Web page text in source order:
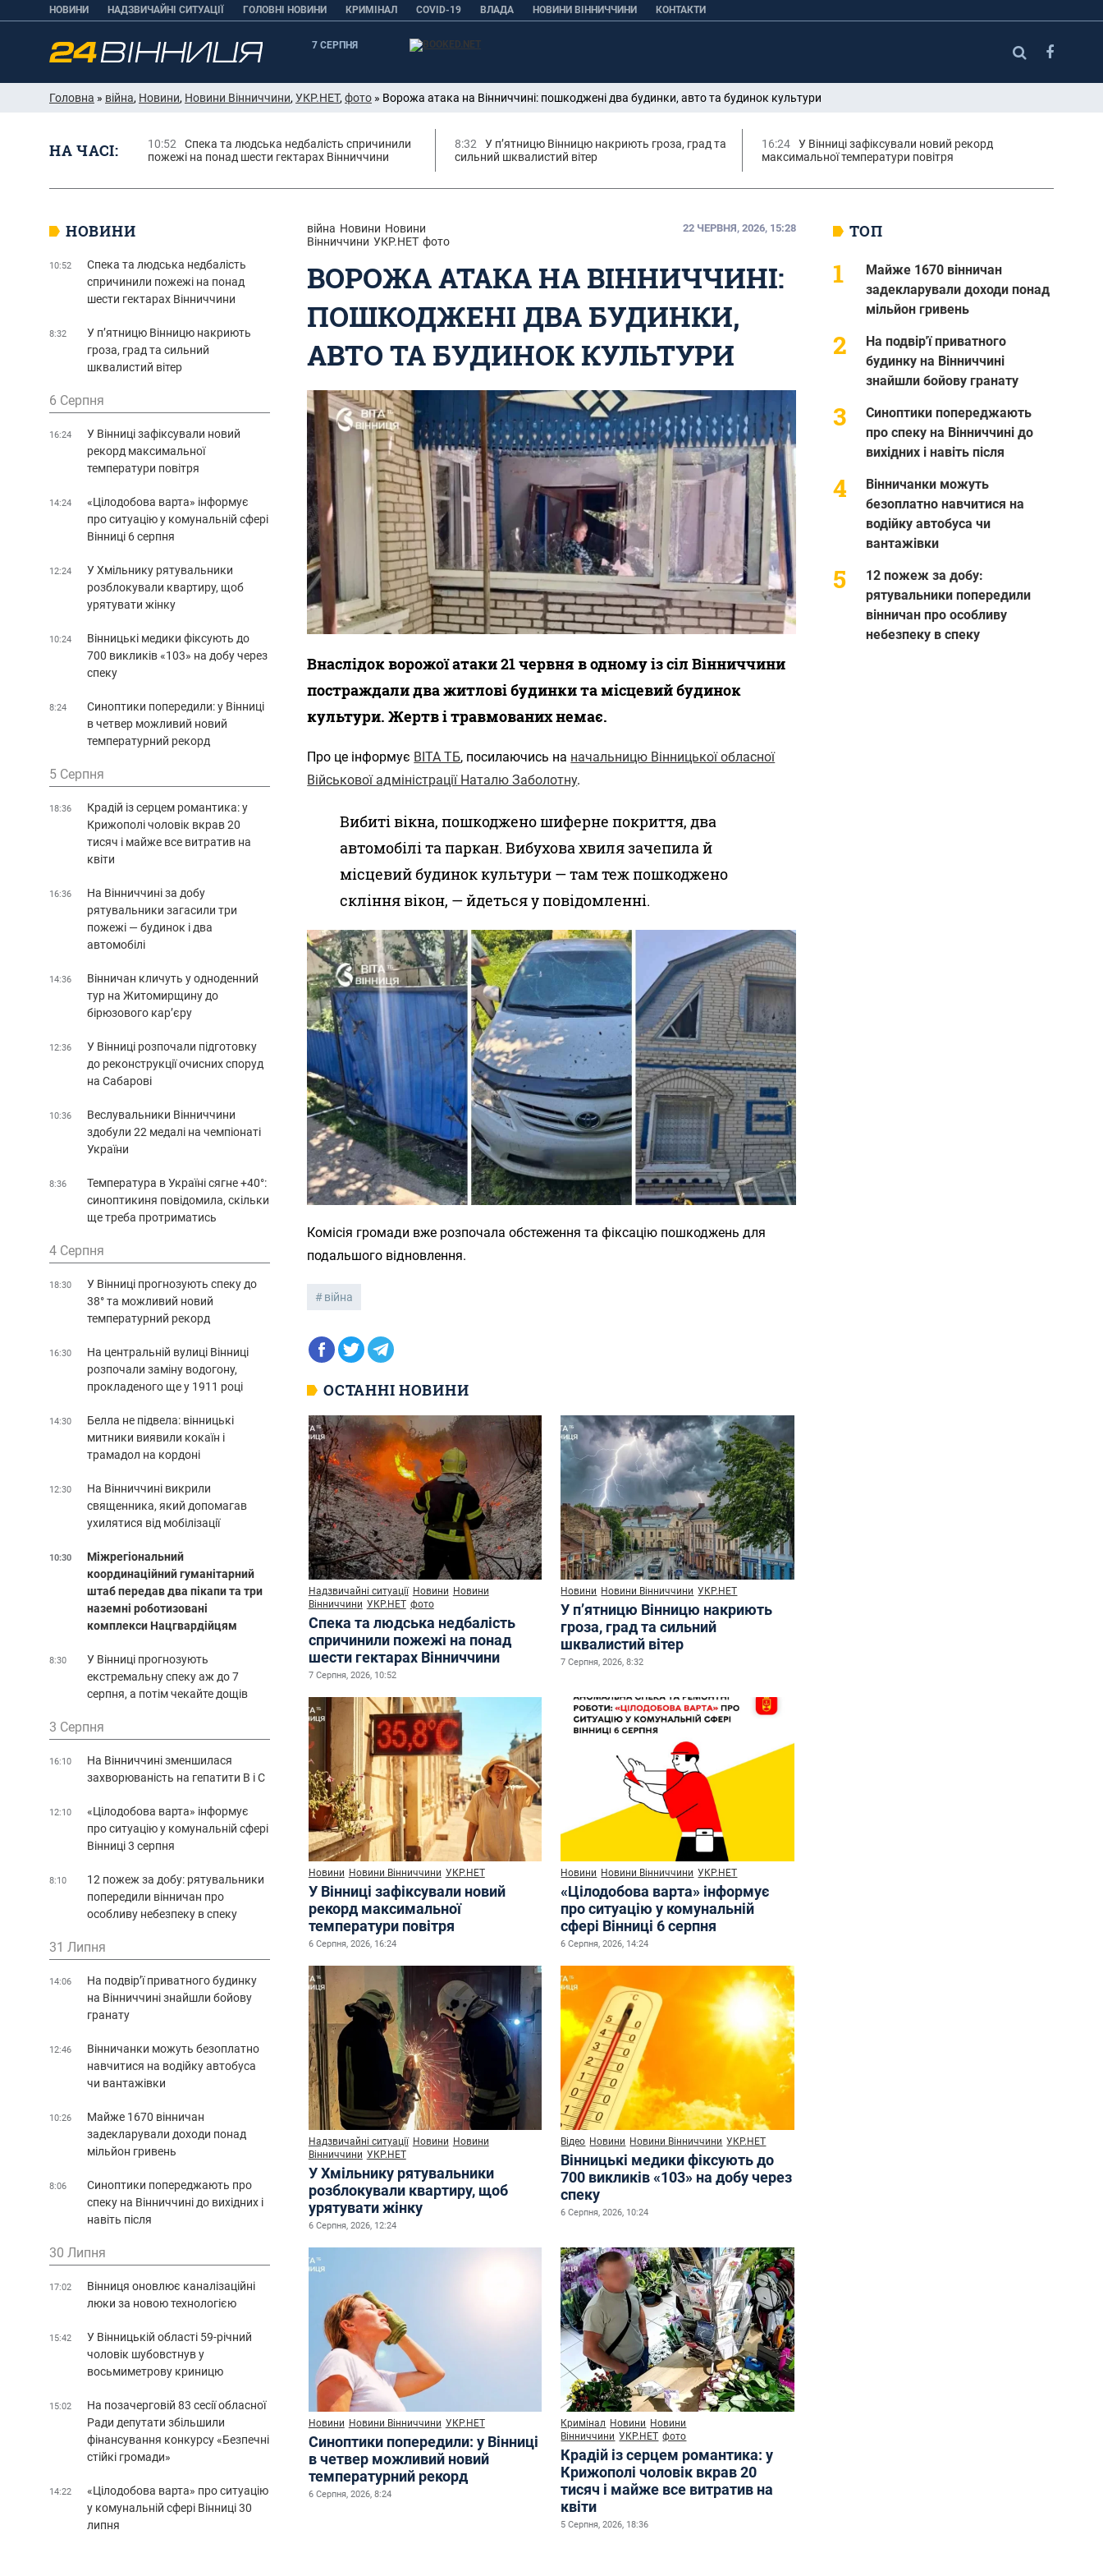
НОВИНИ НАДЗВИЧАЙНІ СИТУАЦІЇ ГОЛОВНІ НОВИНИ КРИМІНАЛ COVID-19 ВЛАДА НОВИНИ ВІННИЧЧИНИ КОНТАКТИ
7 СЕРПНЯ
Головна » війна, Новини, Новини Вінниччини, УКР.НЕТ, фото » Ворожа атака на Вінниччині: пошкоджені два будинки, авто та будинок культури
НА ЧАСІ: 10:52
Спека та людська недбалість спричинили
пожежі на понад шести гектарах Вінниччини
8:32
У п’ятницю Вінницю накриють гроза, град та
сильний шквалистий вітер
16:24
У Вінниці зафіксували новий рекорд
максимальної температури повітря
війна Новини Новини
Вінниччини УКР.НЕТ фото
22 ЧЕРВНЯ, 2026, 15:28
ВОРОЖА АТАКА НА ВІННИЧЧИНІ:
ПОШКОДЖЕНІ ДВА БУДИНКИ,
АВТО ТА БУДИНОК КУЛЬТУРИ
Внаслідок ворожої атаки 21 червня в одному із сіл Вінниччини
постраждали два житлові будинки та місцевий будинок
культури. Жертв і травмованих немає.
Про це інформує ВІТА ТБ, посилаючись на начальницю Вінницької обласної
Військової адміністрації Наталю Заболотну.
Вибиті вікна, пошкоджено шиферне покриття, два
автомобілі та паркан. Вибухова хвиля зачепила й
місцевий будинок культури — там теж пошкоджено
скління вікон, — йдеться у повідомленні.
Комісія громади вже розпочала обстеження та фіксацію пошкоджень для
подальшого відновлення.
війна
ОСТАННІ НОВИНИ
Надзвичайні ситуації Новини Новини
Вінниччини УКР.НЕТ фото
Спека та людська недбалість
спричинили пожежі на понад
шести гектарах Вінниччини
7 Серпня, 2026, 10:52
Новини Новини Вінниччини УКР.НЕТ
У п’ятницю Вінницю накриють
гроза, град та сильний
шквалистий вітер
7 Серпня, 2026, 8:32
Новини Новини Вінниччини УКР.НЕТ
У Вінниці зафіксували новий
рекорд максимальної
температури повітря
6 Серпня, 2026, 16:24
Новини Новини Вінниччини УКР.НЕТ
«Цілодобова варта» інформує
про ситуацію у комунальній
сфері Вінниці 6 серпня
6 Серпня, 2026, 14:24
Надзвичайні ситуації Новини Новини
Вінниччини УКР.НЕТ
У Хмільнику рятувальники
розблокували квартиру, щоб
урятувати жінку
6 Серпня, 2026, 12:24
Відео Новини Новини Вінниччини УКР.НЕТ
Вінницькі медики фіксують до
700 викликів «103» на добу через
спеку
6 Серпня, 2026, 10:24
Новини Новини Вінниччини УКР.НЕТ
Синоптики попередили: у Вінниці
в четвер можливий новий
температурний рекорд
6 Серпня, 2026, 8:24
Кримінал Новини Новини
Вінниччини УКР.НЕТ фото
Крадій із серцем романтика: у
Крижополі чоловік вкрав 20
тисяч і майже все витратив на
квіти
5 Серпня, 2026, 18:36
ТОП
Майже 1670 вінничан
задекларували доходи понад
мільйон гривень
На подвір'ї приватного
будинку на Вінниччині
знайшли бойову гранату
Синоптики попереджають
про спеку на Вінниччині до
вихідних і навіть після
Вінничанки можуть
безоплатно навчитися на
водійку автобуса чи
вантажівки
12 пожеж за добу:
рятувальники попередили
вінничан про особливу
небезпеку в спеку
НОВИНИ
10:52
Спека та людська недбалість
спричинили пожежі на понад
шести гектарах Вінниччини
8:32
У п’ятницю Вінницю накриють
гроза, град та сильний
шквалистий вітер
6 Серпня
16:24
У Вінниці зафіксували новий
рекорд максимальної
температури повітря
14:24
«Цілодобова варта» інформує
про ситуацію у комунальній сфері
Вінниці 6 серпня
12:24
У Хмільнику рятувальники
розблокували квартиру, щоб
урятувати жінку
10:24
Вінницькі медики фіксують до
700 викликів «103» на добу через
спеку
8:24
Синоптики попередили: у Вінниці
в четвер можливий новий
температурний рекорд
5 Серпня
18:36
Крадій із серцем романтика: у
Крижополі чоловік вкрав 20
тисяч і майже все витратив на
квіти
16:36
На Вінниччині за добу
рятувальники загасили три
пожежі — будинок і два
автомобілі
14:36
Вінничан кличуть у одноденний
тур на Житомирщину до
бірюзового кар’єру
12:36
У Вінниці розпочали підготовку
до реконструкції очисних споруд
на Сабарові
10:36
Веслувальники Вінниччини
здобули 22 медалі на чемпіонаті
України
8:36
Температура в Україні сягне +40°:
синоптикиня повідомила, скільки
ще треба протриматись
4 Серпня
18:30
У Вінниці прогнозують спеку до
38° та можливий новий
температурний рекорд
16:30
На центральній вулиці Вінниці
розпочали заміну водогону,
прокладеного ще у 1911 році
14:30
Белла не підвела: вінницькі
митники виявили кокаїн і
трамадол на кордоні
12:30
На Вінниччині викрили
священника, який допомагав
ухилятися від мобілізації
10:30
Міжрегіональний
координаційний гуманітарний
штаб передав два пікапи та три
наземні роботизовані
комплекси Нацгвардійцям
8:30
У Вінниці прогнозують
екстремальну спеку аж до 7
серпня, а потім чекайте дощів
3 Серпня
16:10
На Вінниччині зменшилася
захворюваність на гепатити В і С
12:10
«Цілодобова варта» інформує
про ситуацію у комунальній сфері
Вінниці 3 серпня
8:10
12 пожеж за добу: рятувальники
попередили вінничан про
особливу небезпеку в спеку
31 Липня
14:06
На подвір’ї приватного будинку
на Вінниччині знайшли бойову
гранату
12:46
Вінничанки можуть безоплатно
навчитися на водійку автобуса
чи вантажівки
10:26
Майже 1670 вінничан
задекларували доходи понад
мільйон гривень
8:06
Синоптики попереджають про
спеку на Вінниччині до вихідних і
навіть після
30 Липня
17:02
Вінниця оновлює каналізаційні
люки за новою технологією
15:42
У Вінницькій області 59-річний
чоловік шубовстнув у
восьмиметрову криницю
15:02
На позачерговій 83 сесії обласної
Ради депутати збільшили
фінансування конкурсу «Безпечні
стійкі громади»
14:22
«Цілодобова варта» про ситуацію
у комунальній сфері Вінниці 30
липня